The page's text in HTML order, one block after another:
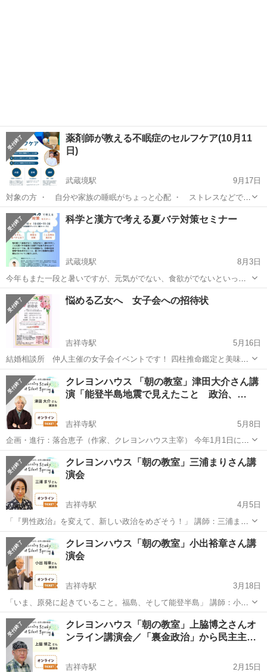
薬剤師が教える不眠症のセルフケア(10月11
日)
武蔵境駅
9月17日
対象の方 ・ 自分や家族の睡眠がちょっと心配 ・ ストレスなどでぐ
っすり眠れない ・ よりよい睡眠の方法を知りたい 内容：知識から実
践までをカバー 不眠症についての基礎知識から、生活習慣、サプリ、
市販薬、漢方薬...
東京 武蔵野市 武蔵境駅 セミナー スペース
科学と漢方で考える夏バテ対策セミナー
武蔵境駅
8月3日
今年もまた一段と暑いですが、元気がでない、食欲がでないといった
夏バテの症状にお悩みではないでしょうか？ 夏バテについては、あま
り海外では言わておらず（summer fatigueという言葉はあるけど、そ
んなにメジャーじ...
東京 武蔵野市 武蔵境駅 セミナー 会場
悩める乙女へ 女子会への招待状
吉祥寺駅
5月16日
結婚相談所 仲人主催の女子会イベントです！ 四柱推命鑑定と美味し
いケーキセットがついた婚活相談座談会。 参加資格は独身の悩める乙
女であることだけ☆ 昨今の婚活事情や結婚相談所のアレコレ、そもそ
も愛って何？まで恋愛・結婚のプロ...
東京 武蔵野市 吉祥寺駅 セミナー 四柱推命
クレヨンハウス 「朝の教室」津田大介さん講
演「能登半島地震で見えたこと 政治、…
吉祥寺駅
5月8日
企画・進行：落合恵子（作家、クレヨンハウス主宰） 今年1月1日に発
生した能登半島地震。いまも4千人以上が避難生活を強いられていま
す。 ボランティアバッシングや、復旧より「集団移住」をすすめる言
説が飛び交い、首相が被災...
東京 武蔵野市 吉祥寺駅 セミナー メディア
クレヨンハウス「朝の教室」三浦まりさん講
演会
吉祥寺駅
4月5日
「『男性政治』を変えて、新しい政治をめざそう！」 講師：三浦まり
さん（政治学者） 企画・進行：落合恵子（作家、クレヨンハウス主
宰） 新しい政治の実現が急務です。 「日本の政治にはほぼ男性しかい
ない」と言う三浦まりさん...
東京 武蔵野市 吉祥寺駅 セミナー 講演会
クレヨンハウス「朝の教室」小出裕章さん講
演会
吉祥寺駅
3月18日
「いま、原発に起きていること。福島、そして能登半島」 講師：小出
裕章さん（元京都大学原子炉実験所助教） 企画・進行：落合恵子（作
家、クレヨンハウス主宰） 参加費：1,000円（資料代、税込） 1月1日
に発生した能登半...
東京 武蔵野市 吉祥寺駅 セミナー 講演会
クレヨンハウス「朝の教室」上脇博之さんオ
ンライン講演会／「裏金政治」から民主主…
吉祥寺駅
2月15日